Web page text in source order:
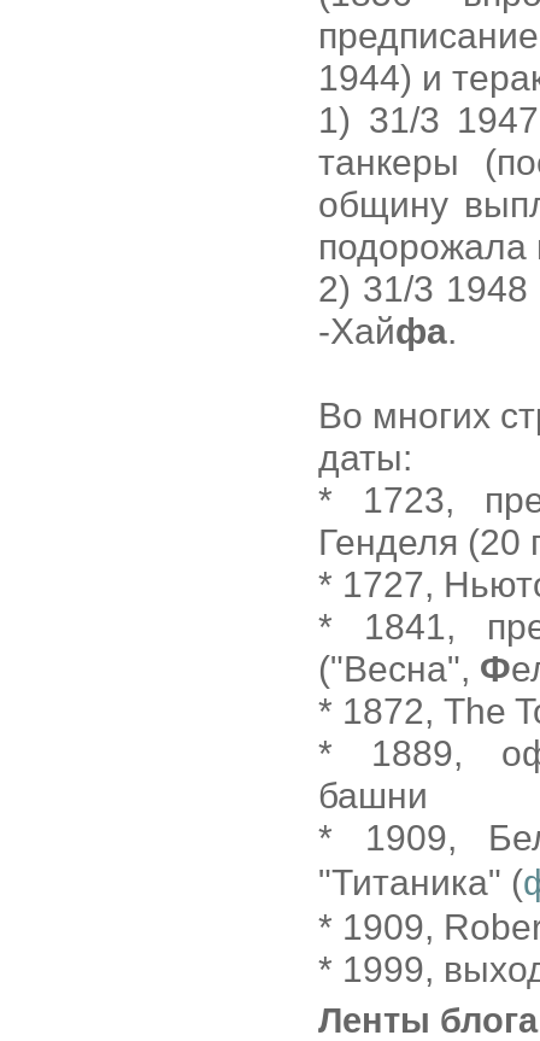
1944) и
1) 31/3
танкеры
общину
подорожала
2) 31/3 1948
-Хайфа.
Во многих
даты:
* 1723,
Генделя (20
* 1727,
* 1841,
("Весна", Ф
* 1872, The
* 1889,
башни
* 1909,
"Титаника" (
* 1909,
* 1999,
Ленты